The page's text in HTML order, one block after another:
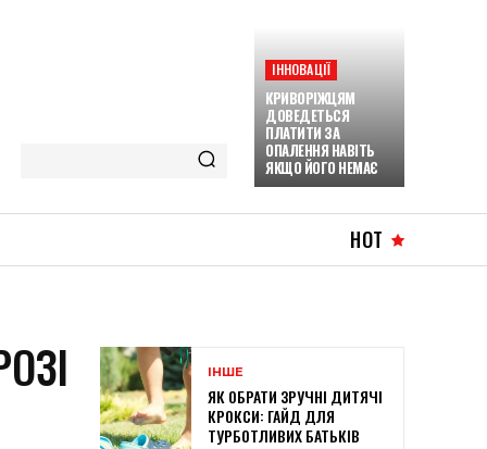
ІННОВАЦІЇ
КРИВОРІЖЦЯМ
ДОВЕДЕТЬСЯ
ПЛАТИТИ ЗА
ОПАЛЕННЯ НАВІТЬ
ЯКЩО ЙОГО НЕМАЄ
HOT
ІНШЕ
ЯК ОБРАТИ ЗРУЧНІ ДИТЯЧІ
КРОКСИ: ГАЙД ДЛЯ
ТУРБОТЛИВИХ БАТЬКІВ